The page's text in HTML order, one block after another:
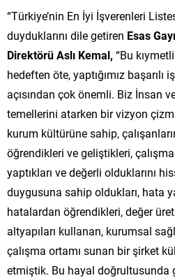
“Türkiye’nin En İyi İşverenleri
duyduklarını dile getiren Esas
Direktörü Aslı Kemal, “Bu
hedeften öte, yaptığımız
açısından çok önemli. Biz İnsan
temellerini atarken bir vizyon
kurum kültürüne sahip,
öğrendikleri ve geliştikleri,
yaptıkları ve değerli olduklarını
duygusuna sahip oldukları, hata
hatalardan öğrendikleri, değer
altyapıları kullanan, kurumsal
çalışma ortamı sunan bir şirket
etmiştik. Bu hayal doğrultusunda